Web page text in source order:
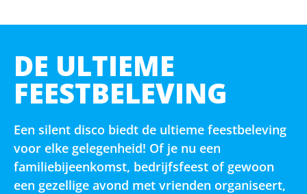
DE ULTIEME
FEESTBELEVING
Een silent disco biedt de ultieme feestbeleving
voor elke gelegenheid! Of je nu een
familiebijeenkomst, bedrijfsfeest of gewoon
een gezellige avond met vrienden organiseert,